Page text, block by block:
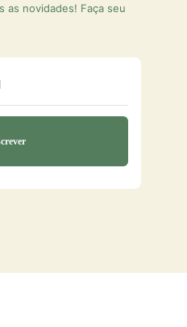
as novidades! Faça seu